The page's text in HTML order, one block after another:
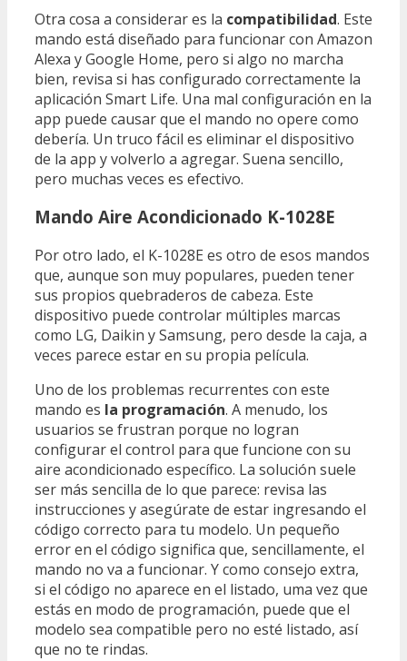
Otra cosa a considerar es la compatibilidad. Este
mando está diseñado para funcionar con Amazon
Alexa y Google Home, pero si algo no marcha
bien, revisa si has configurado correctamente la
aplicación Smart Life. Una mal configuración en la
app puede causar que el mando no opere como
debería. Un truco fácil es eliminar el dispositivo
de la app y volverlo a agregar. Suena sencillo,
pero muchas veces es efectivo.
Mando Aire Acondicionado K-1028E
Por otro lado, el K-1028E es otro de esos mandos
que, aunque son muy populares, pueden tener
sus propios quebraderos de cabeza. Este
dispositivo puede controlar múltiples marcas
como LG, Daikin y Samsung, pero desde la caja, a
veces parece estar en su propia película.
Uno de los problemas recurrentes con este
mando es la programación. A menudo, los
usuarios se frustran porque no logran
configurar el control para que funcione con su
aire acondicionado específico. La solución suele
ser más sencilla de lo que parece: revisa las
instrucciones y asegúrate de estar ingresando el
código correcto para tu modelo. Un pequeño
error en el código significa que, sencillamente, el
mando no va a funcionar. Y como consejo extra,
si el código no aparece en el listado, uma vez que
estás en modo de programación, puede que el
modelo sea compatible pero no esté listado, así
que no te rindas.